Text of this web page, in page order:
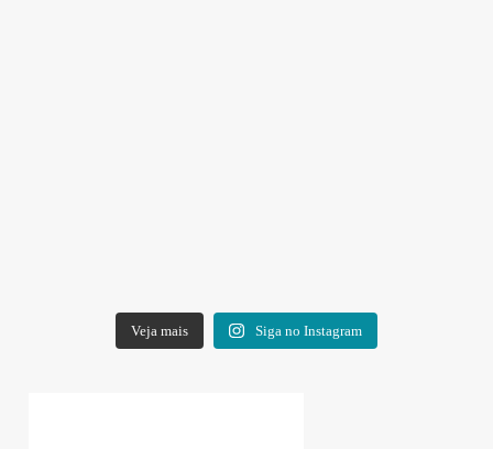
Veja mais Siga no Instagram